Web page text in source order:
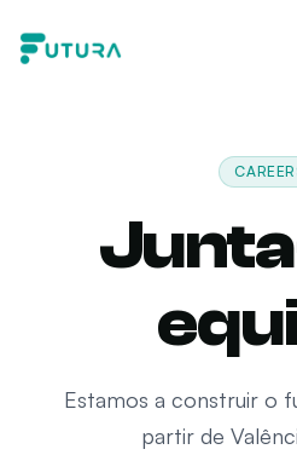
Estamos a construir o
partir de